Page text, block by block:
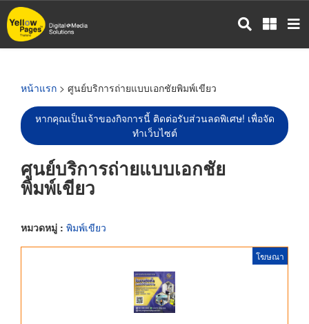
ข้าม
ไป
หน้าแรก > ศูนย์บริการถ่ายแบบเอกชัยพิมพ์เขียว
หากคุณเป็นเจ้าของกิจการนี้ ติดต่อรับส่วนลดพิเศษ! เพื่อจัด
ทำเว็บไซต์
ศูนย์บริการถ่ายแบบเอกชัย
พิมพ์เขียว
หมวดหมู่ : พิมพ์เขียว
โฆษณา